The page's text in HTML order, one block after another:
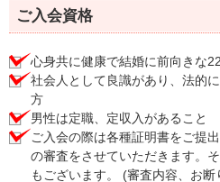
ご入会資格
心身共に健康で結婚に前向きな
社会人として良識があり、法的
方
男性は定職、定収入があること
ご入会の際は各種証明書をご提
の審査をさせていただきます。
もございます。 (審査内容、お